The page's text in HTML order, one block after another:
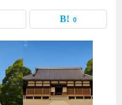
0